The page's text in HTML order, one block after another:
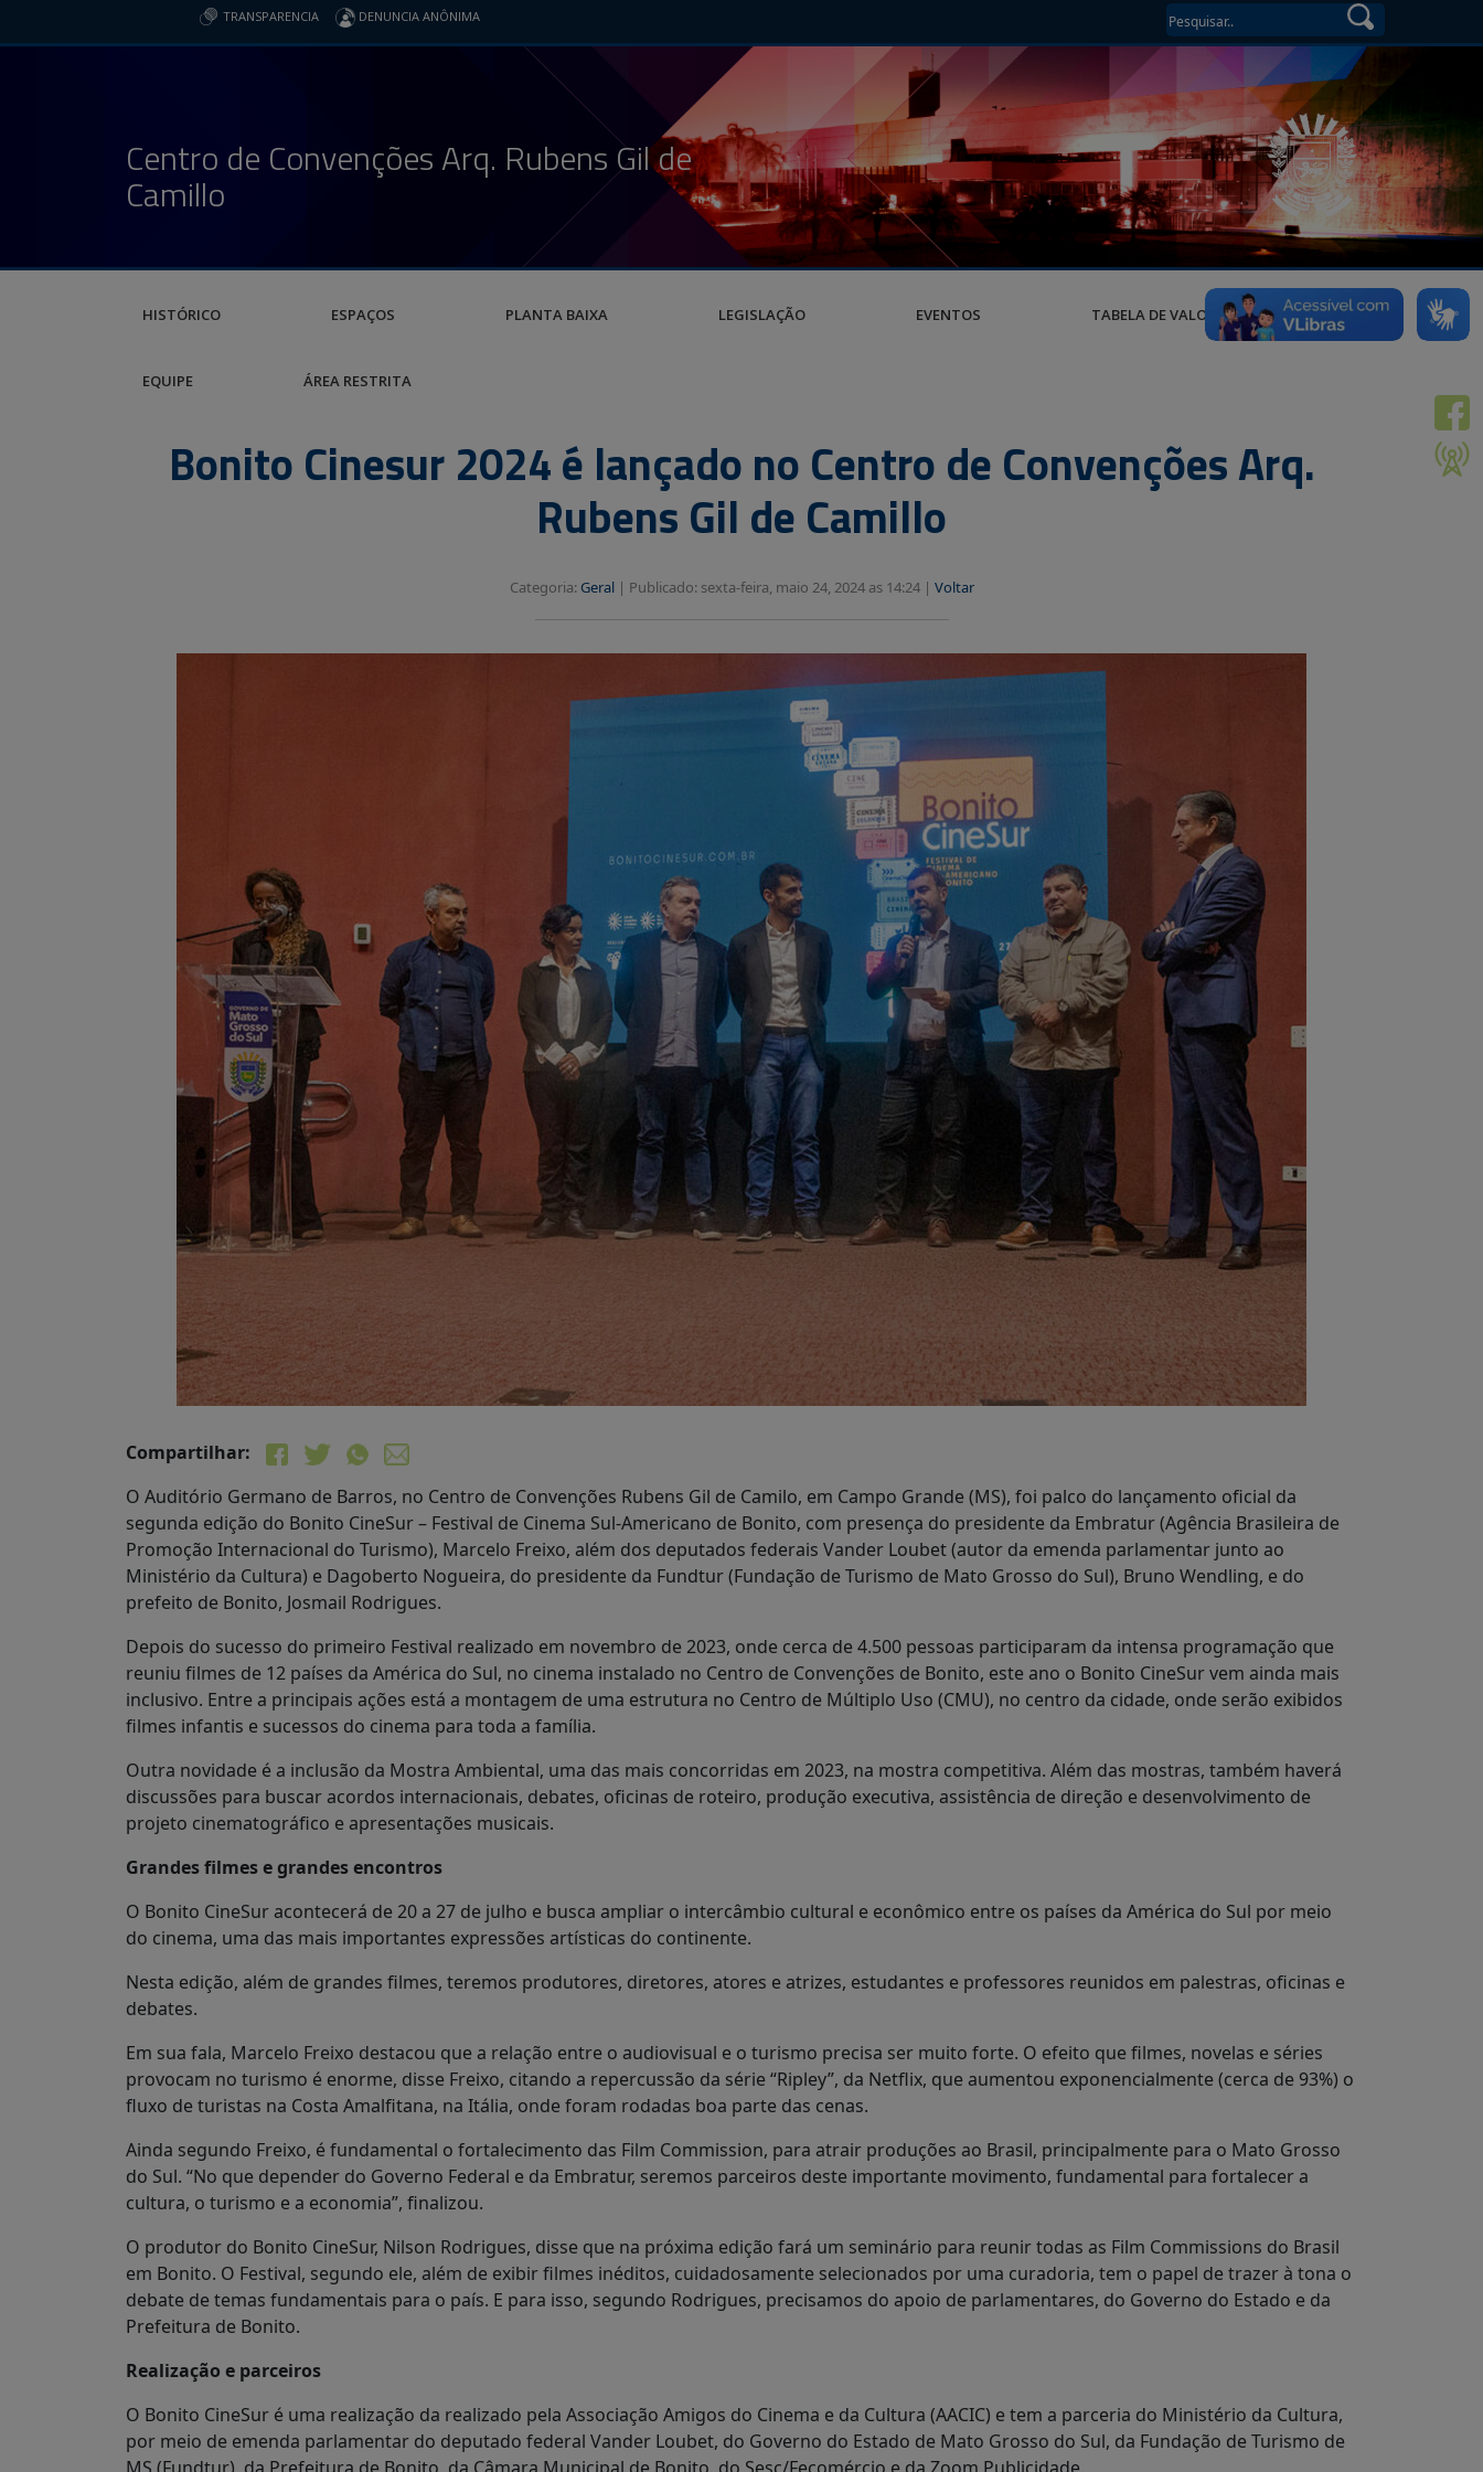
TRANSPARENCIA DENUNCIA ANÔNIMA
Centro de Convenções Arq. Rubens Gil de
Camillo
HISTÓRICO ESPAÇOS PLANTA BAIXA LEGISLAÇÃO EVENTOS TABELA DE VALORES
EQUIPE ÁREA RESTRITA
Bonito Cinesur 2024 é lançado no Centro de Convenções Arq.
Rubens Gil de Camillo
Categoria: Geral| Publicado: sexta-feira, maio 24, 2024 as 14:24 | Voltar
Compartilhar:
O Auditório Germano de Barros, no Centro de Convenções Rubens Gil de Camilo, em Campo Grande (MS), foi palco do lançamento oficial da
segunda edição do Bonito CineSur – Festival de Cinema Sul-Americano de Bonito, com presença do presidente da Embratur (Agência Brasileira de
Promoção Internacional do Turismo), Marcelo Freixo, além dos deputados federais Vander Loubet (autor da emenda parlamentar junto ao
Ministério da Cultura) e Dagoberto Nogueira, do presidente da Fundtur (Fundação de Turismo de Mato Grosso do Sul), Bruno Wendling, e do
prefeito de Bonito, Josmail Rodrigues.
Depois do sucesso do primeiro Festival realizado em novembro de 2023, onde cerca de 4.500 pessoas participaram da intensa programação que
reuniu filmes de 12 países da América do Sul, no cinema instalado no Centro de Convenções de Bonito, este ano o Bonito CineSur vem ainda mais
inclusivo. Entre a principais ações está a montagem de uma estrutura no Centro de Múltiplo Uso (CMU), no centro da cidade, onde serão exibidos
filmes infantis e sucessos do cinema para toda a família.
Outra novidade é a inclusão da Mostra Ambiental, uma das mais concorridas em 2023, na mostra competitiva. Além das mostras, também haverá
discussões para buscar acordos internacionais, debates, oficinas de roteiro, produção executiva, assistência de direção e desenvolvimento de
projeto cinematográfico e apresentações musicais.
Grandes filmes e grandes encontros
O Bonito CineSur acontecerá de 20 a 27 de julho e busca ampliar o intercâmbio cultural e econômico entre os países da América do Sul por meio
do cinema, uma das mais importantes expressões artísticas do continente.
Nesta edição, além de grandes filmes, teremos produtores, diretores, atores e atrizes, estudantes e professores reunidos em palestras, oficinas e
debates.
Em sua fala, Marcelo Freixo destacou que a relação entre o audiovisual e o turismo precisa ser muito forte. O efeito que filmes, novelas e séries
provocam no turismo é enorme, disse Freixo, citando a repercussão da série “Ripley”, da Netflix, que aumentou exponencialmente (cerca de 93%) o
fluxo de turistas na Costa Amalfitana, na Itália, onde foram rodadas boa parte das cenas.
Ainda segundo Freixo, é fundamental o fortalecimento das Film Commission, para atrair produções ao Brasil, principalmente para o Mato Grosso
do Sul. “No que depender do Governo Federal e da Embratur, seremos parceiros deste importante movimento, fundamental para fortalecer a
cultura, o turismo e a economia”, finalizou.
O produtor do Bonito CineSur, Nilson Rodrigues, disse que na próxima edição fará um seminário para reunir todas as Film Commissions do Brasil
em Bonito. O Festival, segundo ele, além de exibir filmes inéditos, cuidadosamente selecionados por uma curadoria, tem o papel de trazer à tona o
debate de temas fundamentais para o país. E para isso, segundo Rodrigues, precisamos do apoio de parlamentares, do Governo do Estado e da
Prefeitura de Bonito.
Realização e parceiros
O Bonito CineSur é uma realização da realizado pela Associação Amigos do Cinema e da Cultura (AACIC) e tem a parceria do Ministério da Cultura,
por meio de emenda parlamentar do deputado federal Vander Loubet, do Governo do Estado de Mato Grosso do Sul, da Fundação de Turismo de